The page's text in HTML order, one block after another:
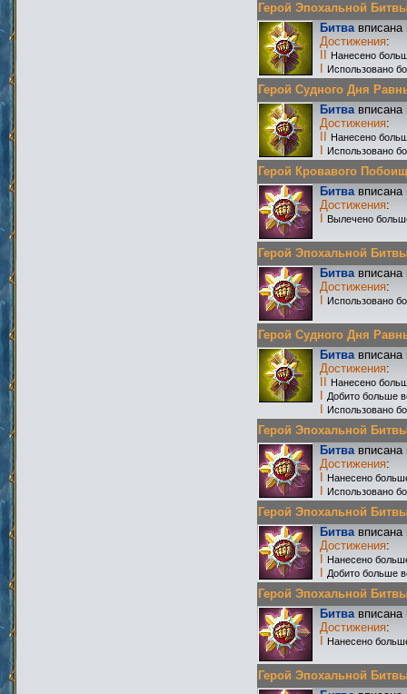
Герой Эпохальной
Битвавписана
Достижения:
Нанесено
Использовано
Герой Судного Дня
Битвавписана
Достижения:
Нанесено
Использовано
Герой Кровавого
Битвавписана
Достижения:
Вылечено
Герой Эпохальной
Битвавписана
Достижения:
Использовано
Герой Судного Дня
Битвавписана
Достижения:
Нанесено
Добито больше
Использовано
Герой Эпохальной
Битвавписана
Достижения:
Нанесено
Использовано
Герой Эпохальной
Битвавписана
Достижения:
Нанесено
Добито больше
Герой Эпохальной
Битвавписана
Достижения:
Нанесено
Герой Эпохальной